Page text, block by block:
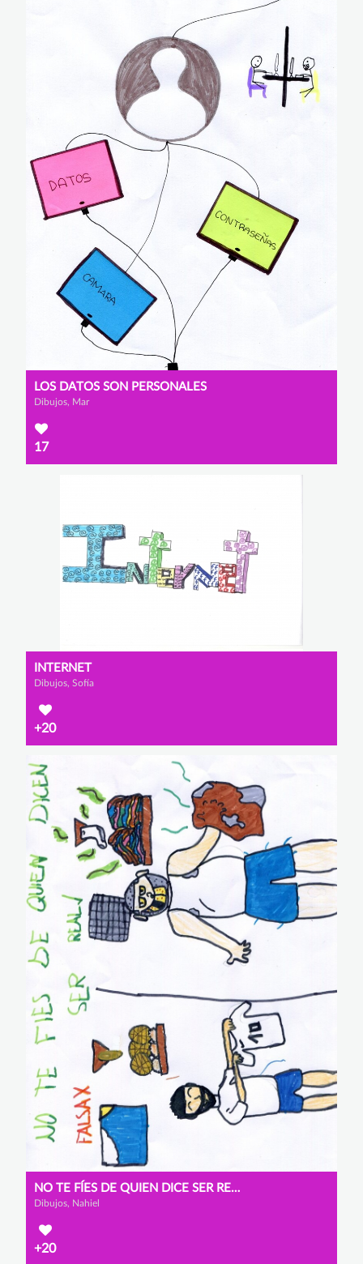
LOS DATOS SON PERSONALES
Dibujos, Mar
17
INTERNET
Dibujos, Sofía
+20
NO TE FÍES DE QUIEN DICE SER REAL
Dibujos, Nahiel
+20